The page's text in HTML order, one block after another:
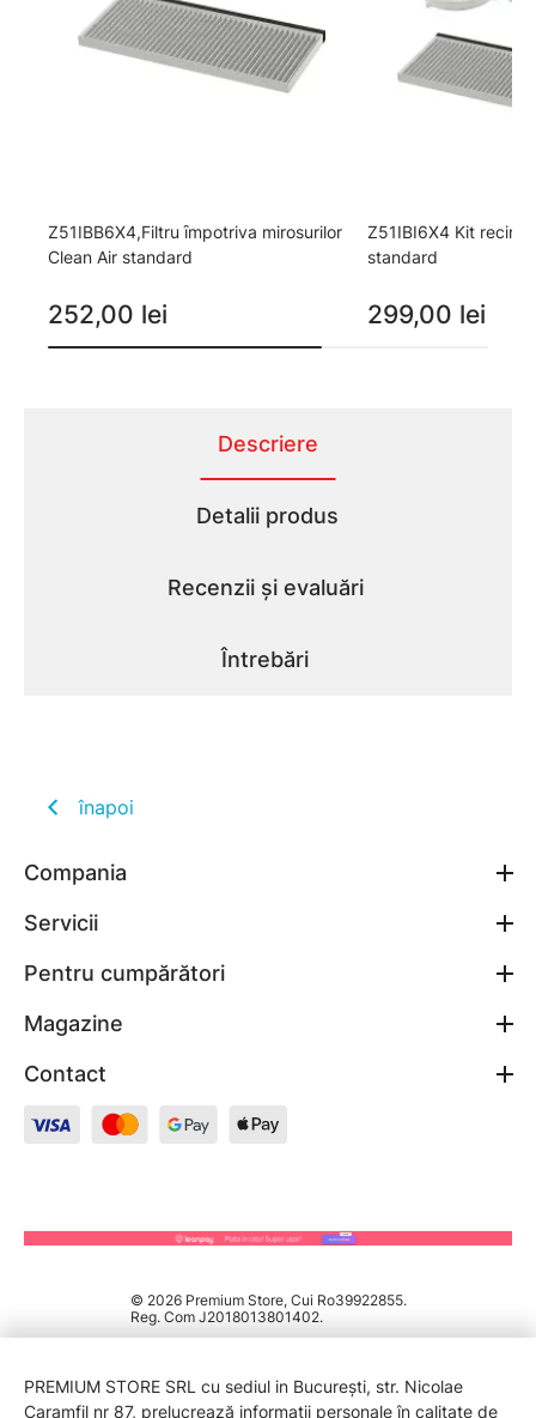
Z51IBB6X4,Filtru ȋmpotriva mirosurilor
Clean Air standard
252,00 lei
Z51IBI6X4 Kit
standard
299,00 lei
Descriere
Detalii produs
Recenzii și evaluări
Întrebări
înapoi
Compania
Servicii
Pentru cumpărători
Magazine
Contact
© 2026 Premium Store, Cui Ro39922855.
Reg. Com J2018013801402.
PREMIUM STORE SRL cu sediul in București, str. Nicolae
Caramfil nr 87, prelucrează informații personale în calitate de